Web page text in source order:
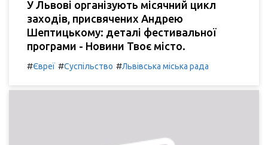
У Львові організують місячний цикл
заходів, присвячених Андрею
Шептицькому: деталі фестивальної
програми - Новини Твоє місто.
#Євреї #Суспільство #Львівська міська рада